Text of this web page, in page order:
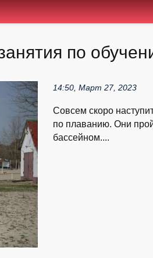
по
14:50, Март 27, 2023
Совсем скоро
по плаванию. Они
бассейном....